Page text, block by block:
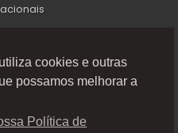
cookies e outras
possamos melhorar a
Política de